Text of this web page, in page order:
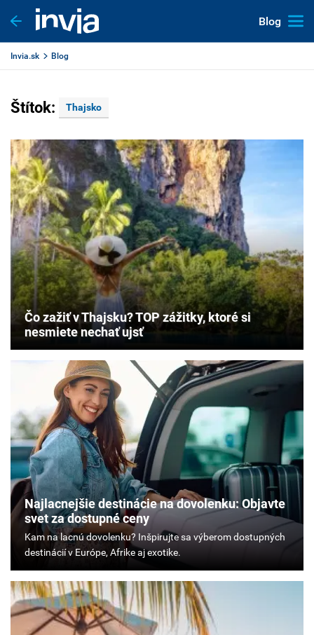
Blog
Invia.sk Blog
Štítok: Thajsko
Čo zažiť v Thajsku? TOP zážitky, ktoré si
nesmiete nechať ujsť
Najlacnejšie destinácie na dovolenku: Objavte
svet za dostupné ceny
Kam
na
dovolenku?
Inšpirujte
sa
výberom